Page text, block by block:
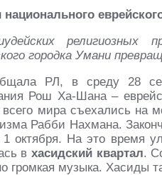
религиозных
городка Умани
РЛ, в среду 28
Рош Ха-Шана –
мира съехались на
Рабби Нахмана.
октября. На это время
в хасидский квартал.
громкая музыка. Хасиды